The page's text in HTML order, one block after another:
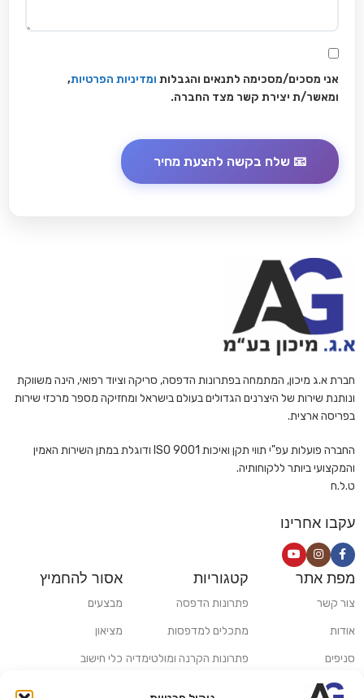
אני מסכים/מסכימה לתנאים והגבלות ומדיניות הפרטיות,
ומאשר/ת יצירת קשר מצד החברה.
חברת א.ג מיכון, המתמחה בפתרונות הדפסה, סריקה וציוד רפואי, הינה משווקת
ונותנת שירות של היצרנים הגדולים בעולם בישראל ומחזיקה מספר מרכזי שירות
בפריסה ארצית.
החברה פועלות עפ"י תווי תקן ואיכות ISO 9001 ודוגלת במתן השירות האמין
והמקצועי ביותר ללקוחותיה.
ט.ל.ח
עקבו אחרינו
מפת אתר
צור קשר
אודות
סניפים
משלוחים ואיסוף עצמי
קטגוריות
פתרונות הדפסה
מתכלים למדפסות
פתרונות הקרנה ומולטימדיה
אסור להחמיץ
מבצעים
מציאון
כלי חישוב